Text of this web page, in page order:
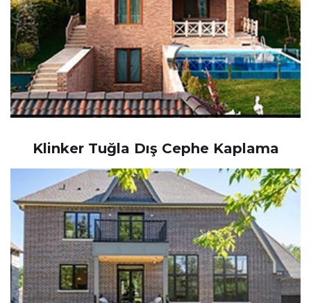
Klinker Tuğla Dış Cephe Kaplama